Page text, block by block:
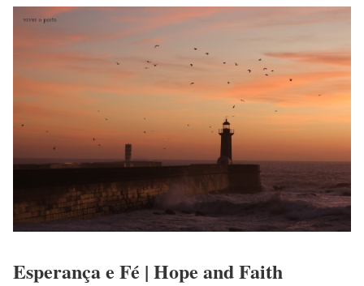
Esperança e Fé | Hope and Faith